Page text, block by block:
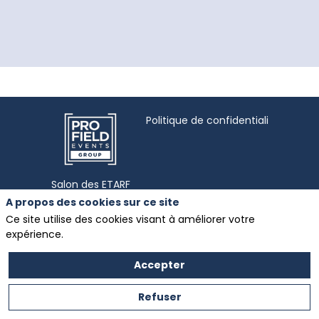
Salon des ETARF
organisé par
Profield Events
Group
Zone Coriolis III Rue
Evariste Galois
Politique de confidentialité
Mentions légales
A propos des cookies sur ce site
Ce site utilise des cookies visant à améliorer votre
expérience.
Accepter
Refuser